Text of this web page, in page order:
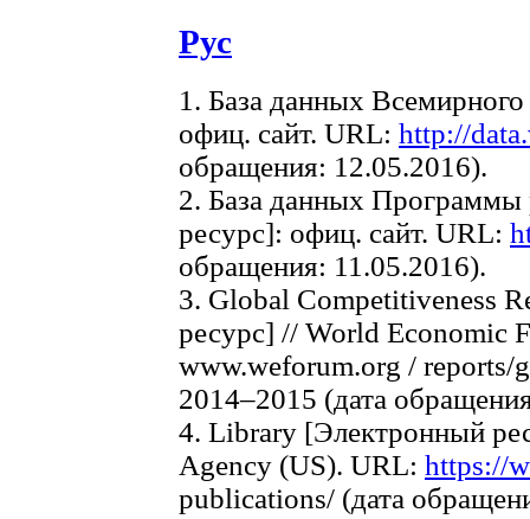
Рус
1. База данных
офиц. сайт. URL: http://
обращения: 12.05.2016).
2. База данных
ресурс]: офиц. сайт. URL:
обращения: 11.05.2016).
3. Global Competitiveness
ресурс] // World Economic
www.weforum.org / reports/
2014–2015 (дата
4. Library [Электронный
Agency (US). URL: https://
publications/ (дата